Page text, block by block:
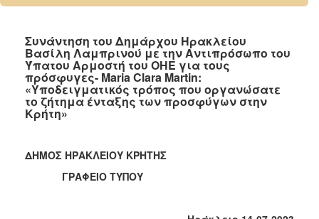
2024
2022
2021
2020
2019
2017
2016
Συνάντηση του Δημάρχου Ηρακλείου
Βασίλη Λαμπρινού με την Αντιπρόσωπο του
Ύπατου Αρμοστή του ΟΗΕ για τους
πρόσφυγες- Maria Clara Martin:
«Υποδειγματικός τρόπος που οργανώσατε
το ζήτημα ένταξης των προσφύγων στην
Κρήτη»
ΔΗΜΟΣ ΗΡΑΚΛΕΙΟΥ ΚΡΗΤΗΣ
ΓΡΑΦΕΙΟ ΤΥΠΟΥ